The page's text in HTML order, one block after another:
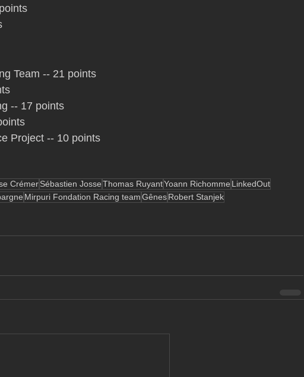
Team -- 21 points
-- 17 points
Project -- 10 points
CrémerSébastien JosseThomas RuyantYoann Richomme LinkedOut
Mirpuri Fondation Racing teamGênesRobert Stanjek